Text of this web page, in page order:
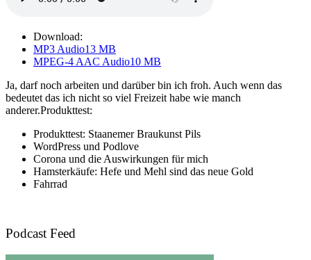
Download:
MP3 Audio13 MB
MPEG-4 AAC Audio10 MB
Ja, darf noch arbeiten und darüber bin ich froh. Auch wenn das
bedeutet das ich nicht so viel Freizeit habe wie manch
anderer.Produkttest:
Produkttest: Staanemer Braukunst Pils
WordPress und Podlove
Corona und die Auswirkungen für mich
Hamsterkäufe: Hefe und Mehl sind das neue Gold
Fahrrad
Podcast Feed